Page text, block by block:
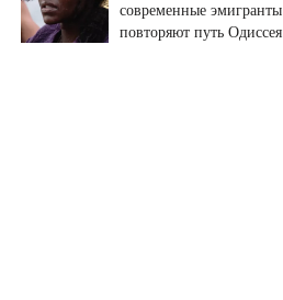
современные эмигранты
повторяют путь Одиссея